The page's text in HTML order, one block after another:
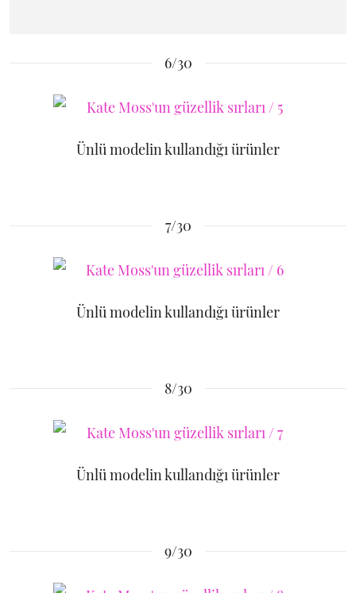
6/30
Ünlü modelin kullandığı ürünler
7/30
Ünlü modelin kullandığı ürünler
8/30
Ünlü modelin kullandığı ürünler
9/30